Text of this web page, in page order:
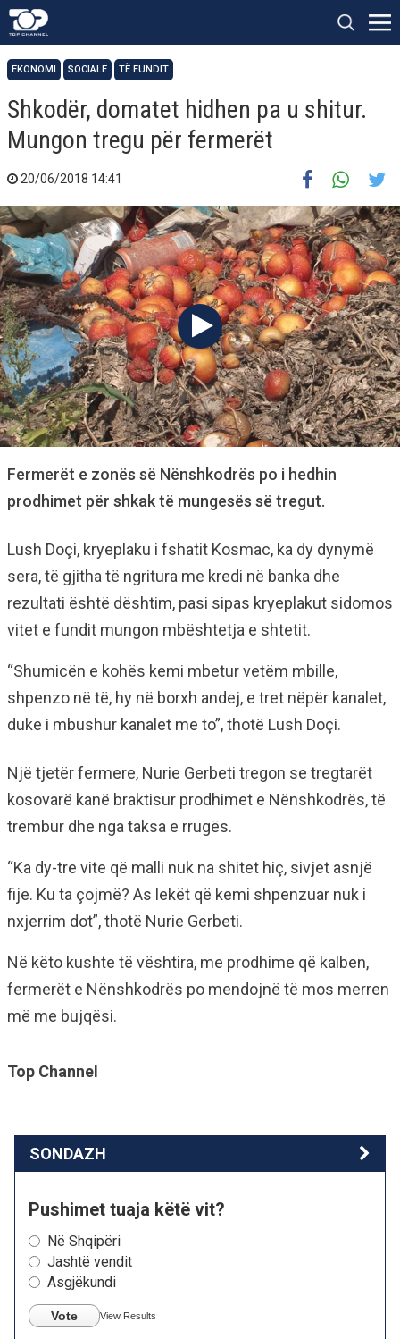
EKONOMI SOCIALE TË FUNDIT
Shkodër, domatet hidhen pa u shitur.
Mungon tregu për fermerët
20/06/2018 14:41
Fermerët e zonës së Nënshkodrës po i hedhin
prodhimet për shkak të mungesës së tregut.
Lush Doçi, kryeplaku i fshatit Kosmac, ka dy dynymë
sera, të gjitha të ngritura me kredi në banka dhe
rezultati është dështim, pasi sipas kryeplakut sidomos
vitet e fundit mungon mbështetja e shtetit.
“Shumicën e kohës kemi mbetur vetëm mbille,
shpenzo në të, hy në borxh andej, e tret nëpër kanalet,
duke i mbushur kanalet me to”, thotë Lush Doçi.
Një tjetër fermere, Nurie Gerbeti tregon se tregtarët
kosovarë kanë braktisur prodhimet e Nënshkodrës, të
trembur dhe nga taksa e rrugës.
“Ka dy-tre vite që malli nuk na shitet hiç, sivjet asnjë
fije. Ku ta çojmë? As lekët që kemi shpenzuar nuk i
nxjerrim dot”, thotë Nurie Gerbeti.
Në këto kushte të vështira, me prodhime që kalben,
fermerët e Nënshkodrës po mendojnë të mos merren
më me bujqësi.
Top Channel
SONDAZH
Pushimet tuaja këtë vit?
Në Shqipëri
Jashtë vendit
Asgjëkundi
Vote View Results